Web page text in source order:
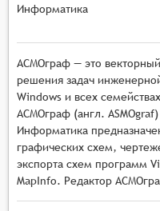
позволять
определения
Анализ
инструменты
определить
процессов и
Отчётность:
возможностью
чтобы
Информатика
АСМОграф — это
решения задач
Windows и всех
АСМОграф (англ.
Информатика
графических схем,
экспорта схем программ
MapInfo. Редактор